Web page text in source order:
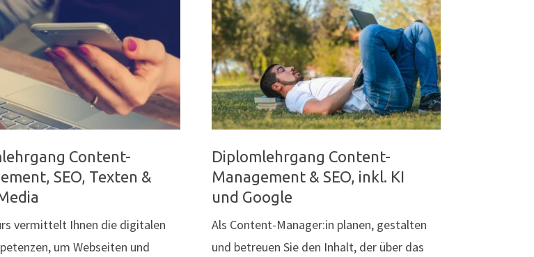
Content-
SEO, Texten &
vermittelt Ihnen die digitalen
um Webseiten und
Diplomlehrgang Content-
Management & SEO, inkl. KI
und Google
Als Content-Manager:in planen, gestalten
und betreuen Sie den Inhalt, der über das